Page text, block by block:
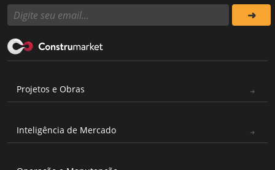
Projetos e Obras
Inteligência de Mercado